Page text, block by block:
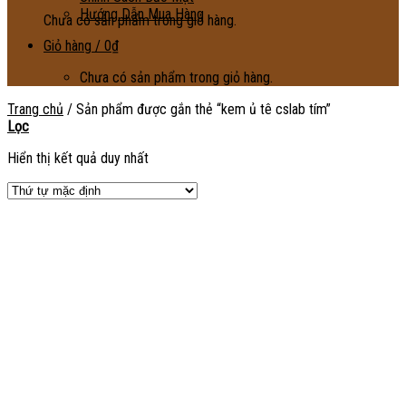
Chưa có sản phẩm trong giỏ hàng.
Hướng Dẫn Mua Hàng
Giỏ hàng / 0₫
Chưa có sản phẩm trong giỏ hàng.
Trang chủ / Sản phẩm được gắn thẻ “kem ủ tê cslab tím”
Lọc
Hiển thị kết quả duy nhất